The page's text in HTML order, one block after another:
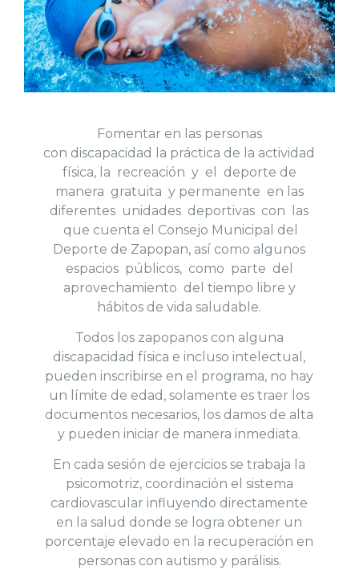
Fomentar en las personas
con discapacidad la práctica de la actividad
física, la recreación y el deporte de
manera gratuita y permanente en las
diferentes unidades deportivas con las
que cuenta el Consejo Municipal del
Deporte de Zapopan, así­ como algunos
espacios públicos, como parte del
aprovechamiento del tiempo libre y
hábitos de vida saludable.
Todos los zapopanos con alguna
discapacidad física e incluso intelectual,
pueden inscribirse en el programa, no hay
un límite de edad, solamente es traer los
documentos necesarios, los damos de alta
y pueden iniciar de manera inmediata.
En cada sesión de ejercicios se trabaja la
psicomotriz, coordinación el sistema
cardiovascular influyendo directamente
en la salud donde se logra obtener un
porcentaje elevado en la recuperación en
personas con autismo y parálisis.